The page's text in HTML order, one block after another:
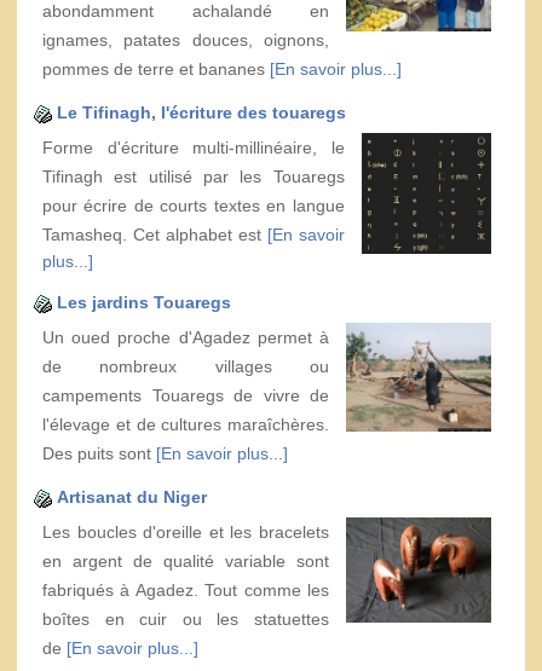
abondamment achalandé en
ignames, patates douces, oignons,
pommes de terre et bananes [En savoir plus...]
Le Tifinagh, l'écriture des touaregs
Forme d'écriture multi-millinéaire, le
Tifinagh est utilisé par les Touaregs
pour écrire de courts textes en langue
Tamasheq. Cet alphabet est [En savoir
plus...]
Les jardins Touaregs
Un oued proche d'Agadez permet à
de nombreux villages ou
campements Touaregs de vivre de
l'élevage et de cultures maraîchères.
Des puits sont [En savoir plus...]
Artisanat du Niger
Les boucles d'oreille et les bracelets
en argent de qualité variable sont
fabriqués à Agadez. Tout comme les
boîtes en cuir ou les statuettes
de [En savoir plus...]